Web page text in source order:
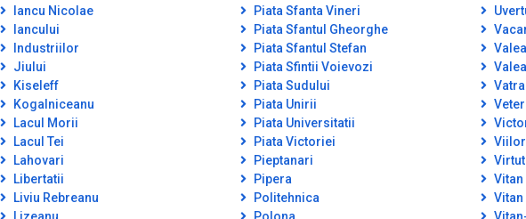
Iancu Nicolae
Iancului
Industriilor
Jiului
Kiseleff
Kogalniceanu
Lacul Morii
Lacul Tei
Lahovari
Libertatii
Liviu Rebreanu
Piata Sfanta Vineri
Piata Sfantul Gheorghe
Piata Sfantul Stefan
Piata Sfintii Voievozi
Piata Sudului
Piata Unirii
Piata Universitatii
Piata Victoriei
Pieptanari
Pipera
Politehnica
Viilor
Vitan
Vitan